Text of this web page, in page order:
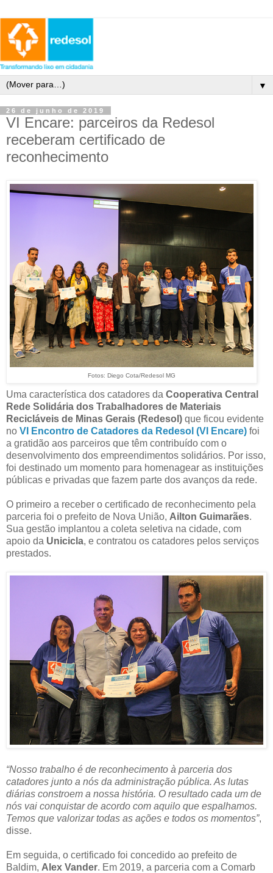
▼
26 de junho de 2019
VI Encare: parceiros da Redesol
receberam certificado de
reconhecimento
Fotos: Diego Cota/Redesol MG
Uma característica dos catadores da Cooperativa Central
Rede Solidária dos Trabalhadores de Materiais
Recicláveis de Minas Gerais (Redesol) que ficou evidente
no VI Encontro de Catadores da Redesol (VI Encare) foi
a gratidão aos parceiros que têm contribuído com o
desenvolvimento dos empreendimentos solidários. Por isso,
foi destinado um momento para homenagear as instituições
públicas e privadas que fazem parte dos avanços da rede.
O primeiro a receber o certificado de reconhecimento pela
parceria foi o prefeito de Nova União, Ailton Guimarães.
Sua gestão implantou a coleta seletiva na cidade, com
apoio da Unicicla, e contratou os catadores pelos serviços
prestados.
“Nosso trabalho é de reconhecimento à parceria dos
catadores junto a nós da administração pública. As lutas
diárias constroem a nossa história. O resultado cada um de
nós vai conquistar de acordo com aquilo que espalhamos.
Temos que valorizar todas as ações e todos os momentos”,
disse.
Em seguida, o certificado foi concedido ao prefeito de
Baldim, Alex Vander. Em 2019, a parceria com a Comarb